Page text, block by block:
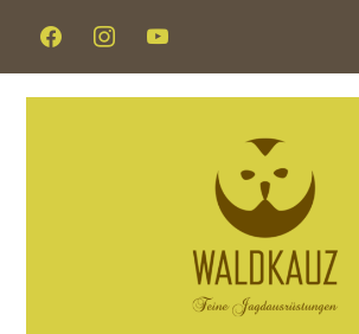
FACEBOOKINSTAGRAMYOUTUBE